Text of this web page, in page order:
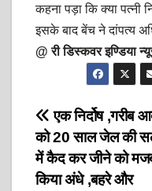
कहना पड़ा कि क्या पत्नी
इसके बाद बेंच ने दांपत्य
@ री डिस्कवर इण्डिया
Post
एक निर्दोष ,गरीब
को 20 साल जेल की
में कैद कर जीने को
किया अंधे ,बहरे और